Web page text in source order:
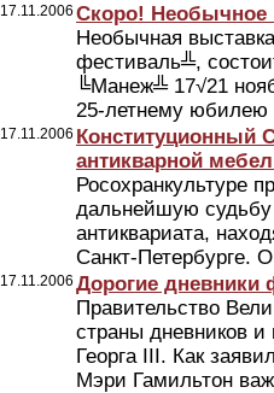
17.11.2006 Скоро! Необычное
Необычная
фестиваль╩,
╚Манеж╩ 17√21
25-летнему юбилею
17.11.2006 Конституционный
антикварной
Росохранкультуре
дальнейшую
антиквариата,
Санкт-Петербурге.
17.11.2006 Дорогие
Правительство
страны дневников
Георга III. Как
Мэри Гамильтон